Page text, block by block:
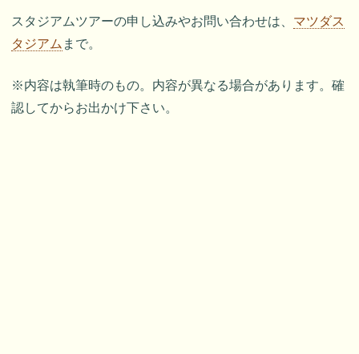
スタジアムツアーの申し込みやお問い合わせは、 マツダス
タジアム まで。
※内容は執筆時のもの。内容が異なる場合があります。確
認してからお出かけ下さい。